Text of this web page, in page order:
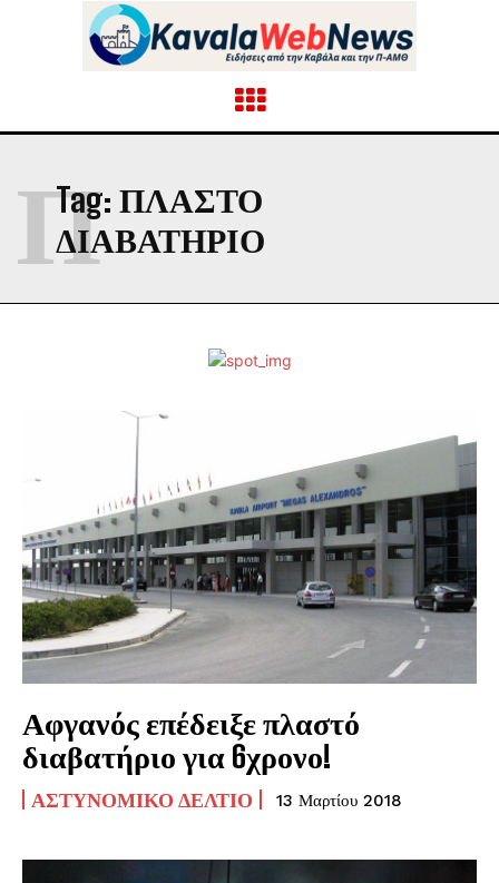
Tag: ΠΛΑΣΤΌ
ΔΙΑΒΑΤΉΡΙΟ
Π
Αφγανός επέδειξε πλαστό
διαβατήριο για 6χρονο!
ΑΣΤΥΝΟΜΙΚΌ ΔΕΛΤΊΟ 13 Μαρτίου 2018